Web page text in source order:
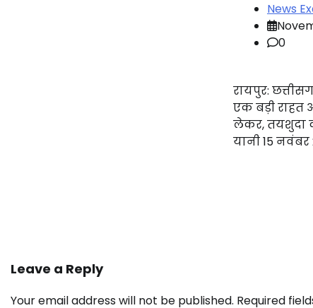
News
0
रायपुर:
एक बड़ी राहत
लेकर, तयशुदा
यानी 15
Leave a Reply
Your email address will not be published. Required